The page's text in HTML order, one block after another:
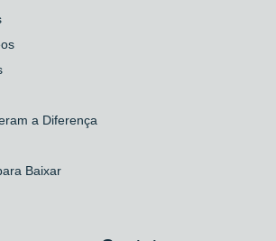
a Diferença
Baixar